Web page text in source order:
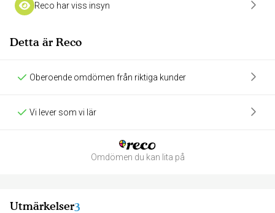
Reco har viss insyn
Detta är Reco
Oberoende omdömen från riktiga kunder
Vi lever som vi lär
Omdömen du kan lita på
Utmärkelser3